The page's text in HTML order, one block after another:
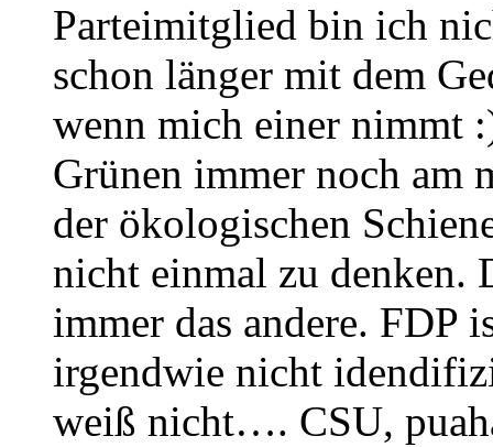
Parteimitglied bin ich
schon länger mit dem
wenn mich einer nimmt
Grünen immer noch am
der ökologischen
nicht einmal zu denken.
immer das andere. FDP
irgendwie nicht
weiß nicht…. CSU,